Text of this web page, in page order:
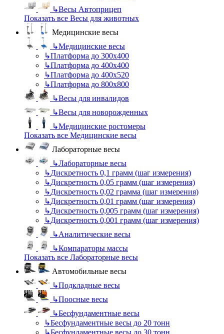
↳Весы Автоприцеп
Показать все Весы для животных
Медицинские весы
↳Медицинские весы
↳Платформа до 300х400
↳Платформа до 400х400
↳Платформа до 400х520
↳Платформа до 800х800
↳Весы для инвалидов
↳Весы для новорожденных
↳Медицинские ростомеры
Показать все Медицинские весы
Лабораторные весы
↳Лабораторные весы
↳Дискретность 0,1 грамм (шаг измерения)
↳Дискретность 0,05 грамм (шаг измерения)
↳Дискретность 0,02 грамма (шаг измерения)
↳Дискретность 0,01 грамм (шаг измерения)
↳Дискретность 0,005 грамм (шаг измерения)
↳Дискретность 0,001 грамм (шаг измерения)
↳Аналитические весы
↳Компараторы массы
Показать все Лабораторные весы
Автомобильные весы
↳Подкладные весы
↳Поосные весы
↳Бесфундаментные весы
↳Бесфундаментные весы до 20 тонн
↳Бесфундаментные весы до 30 тонн